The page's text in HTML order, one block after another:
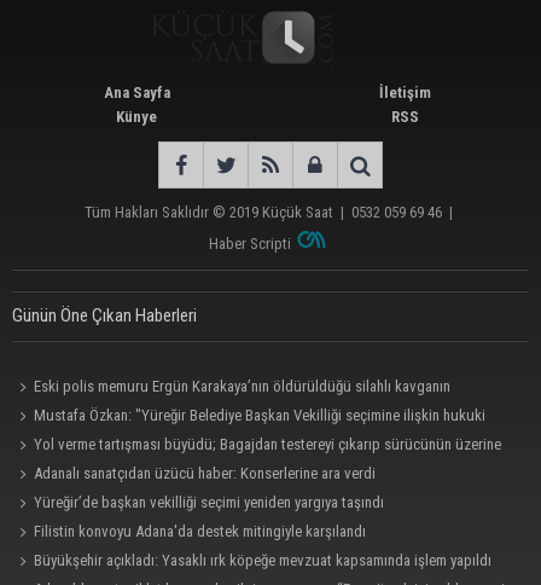
Ana Sayfa
Künye
İletişim
RSS
Tüm Hakları Saklıdır © 2019 Küçük Saat | 0532 059 69 46 |
Haber Scripti
Günün Öne Çıkan Haberleri
Eski polis memuru Ergün Karakaya’nın öldürüldüğü silahlı kavganın
görüntüleri ortaya çıktı
Mustafa Özkan: "Yüreğir Belediye Başkan Vekilliği seçimine ilişkin hukuki
süreç başlatıldı"
Yol verme tartışması büyüdü; Bagajdan testereyi çıkarıp sürücünün üzerine
yürüdü
Adanalı sanatçıdan üzücü haber: Konserlerine ara verdi
Yüreğir’de başkan vekilliği seçimi yeniden yargıya taşındı
Filistin konvoyu Adana'da destek mitingiyle karşılandı
Büyükşehir açıkladı: Yasaklı ırk köpeğe mevzuat kapsamında işlem yapıldı